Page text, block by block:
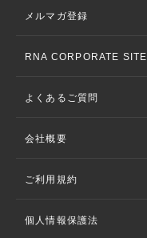
メルマガ登録
RNA CORPORATE SITE
よくあるご質問
会社概要
ご利用規約
個人情報保護法